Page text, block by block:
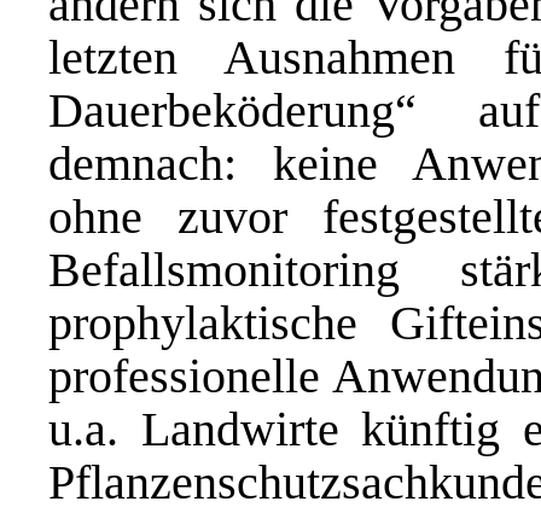
letzten Ausnahmen
Dauerbeköderung“
demnach: keine
ohne zuvor
Befallsmonitoring
prophylaktische
professionelle
u.a. Landwirte künftig